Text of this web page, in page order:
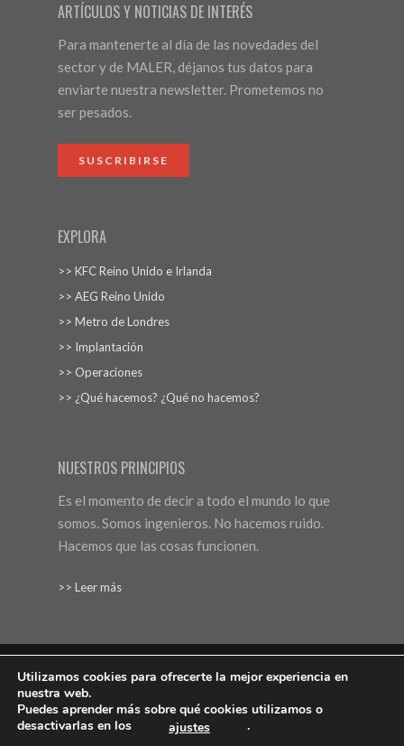
ARTÍCULOS Y NOTICIAS DE INTERÉS
Para mantenerte al día de las novedades del
sector y de MALER, déjanos tus datos para
enviarte nuestra newsletter. Prometemos no
ser pesados.
SUSCRIBIRSE
EXPLORA
>> KFC Reino Unido e Irlanda
>> AEG Reino Unido
>> Metro de Londres
>> Implantación
>> Operaciones
>> ¿Qué hacemos? ¿Qué no hacemos?
NUESTROS PRINCIPIOS
Es el momento de decir a todo el mundo lo que
somos. Somos ingenieros. No hacemos ruido.
Hacemos que las cosas funcionen.
>> Leer más
Aviso Legal Protección de datos Política de cookies
Web: Bannister Global
Utilizamos cookies para ofrecerte la mejor experiencia en
nuestra web.
Puedes aprender más sobre qué cookies utilizamos o
desactivarlas en los
ajustes .